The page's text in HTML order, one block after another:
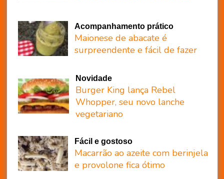
Acompanhamento prático
Maionese de abacate é
surpreendente e fácil de fazer
Novidade
Burger King lança Rebel
Whopper, seu novo lanche
vegetariano
Fácil e gostoso
Macarrão ao azeite com berinjela
e provolone fica ótimo